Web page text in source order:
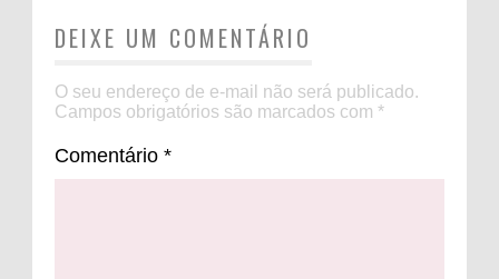
DEIXE UM COMENTÁRIO
O seu endereço de e-mail não será publicado.
Campos obrigatórios são marcados com *
Comentário *